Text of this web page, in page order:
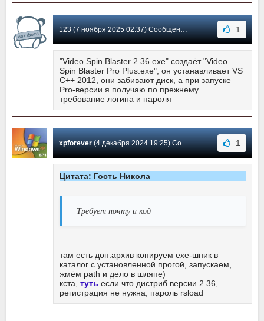
123 (7 ноября 2025 02:37) Сообщение #12 1
"Video Spin Blaster 2.36.exe" создаёт "Video
Spin Blaster Pro Plus.exe", он устанавливает VS
C++ 2012, они забивают диск, а при запуске
Pro-версии я получаю по прежнему
требование логина и пароля
xpforever(4 декабря 2024 19:25) Сообщение #11 1
Цитата: Гость Никола
Требует почту и код
там есть доп.архив копируем ехе-шник в
каталог с установленной прогой, запускаем,
жмём path и дело в шляпе)
кста, туть если что дистриб версии 2.36,
регистрация не нужна, пароль rsload